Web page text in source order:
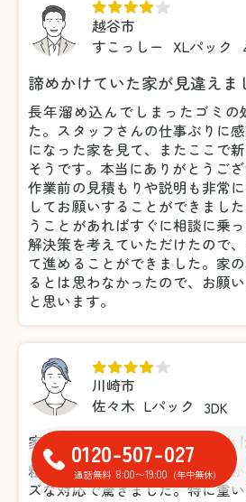
越谷市
すこっしー
XLパック
諦めかけていた家が見違えま
長年溜め込んでしまったゴミの
た。スタッフさんの仕事ぶりに
になった家を見て、またここで
そうです。本当にありがとうござ
作業前の見積もりや説明も非常
してお願いすることができまし
うことがあればすぐに相談に乗
解決策を考えていただけたので
て進めることができました。家
るとは思わなかったので、お願
と思います。
川崎市
佐々木 Lパック 3DK
家具の処分がこんなに楽だと
粗大ゴミの処分で利用しました
ズな対応で驚きました。特に重
0120-507-027
通話無料 8:00〜19:00 (年中無休)